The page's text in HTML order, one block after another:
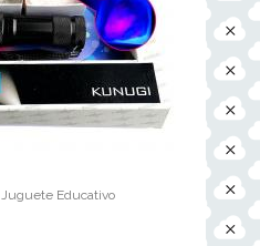
Juguete Educativo